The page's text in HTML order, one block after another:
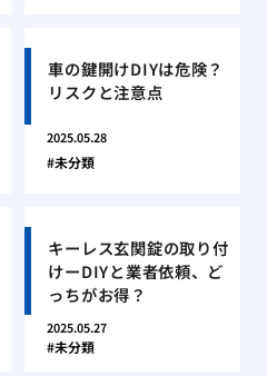
車の鍵開けDIYは危険？
リスクと注意点
2025.05.28
未分類
キーレス玄関錠の取り付
けーDIYと業者依頼、ど
っちがお得？
2025.05.27
未分類